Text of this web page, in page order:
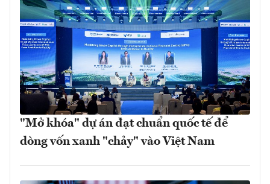
"Mở khóa" dự án đạt chuẩn quốc tế để
dòng vốn xanh "chảy" vào Việt Nam